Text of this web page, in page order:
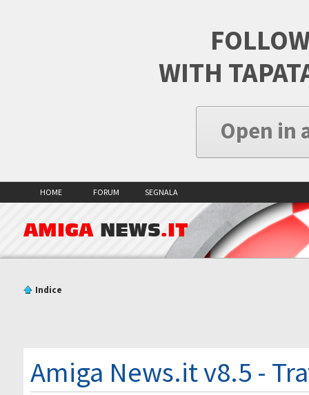
WITH
Open in
HOME FORUM SEGNALA
AMIGA NEWS.IT
Indice
Amiga News.it v8.5 -